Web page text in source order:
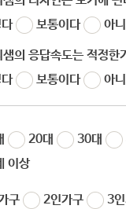
보통이다 아
의 응답속도는 적정한
보통이다 아
20대 30대
이상
구 2인가구 3인
목
부)
작성일 2020-